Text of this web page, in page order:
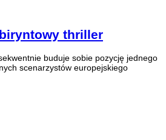
thriller
buduje sobie pozycję jednego
scenarzystów europejskiego